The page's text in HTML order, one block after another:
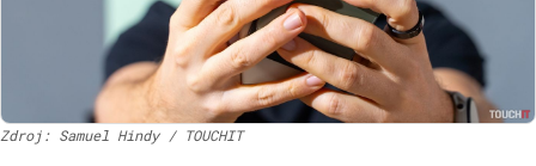
Zdroj: Samuel Hindy / TOUCHIT